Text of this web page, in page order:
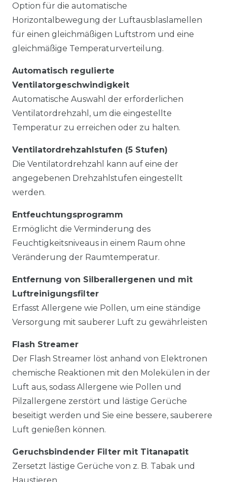
Option für die automatische
Horizontalbewegung der Luftausblaslamellen
für einen gleichmäßigen Luftstrom und eine
gleichmäßige Temperaturverteilung.
Automatisch regulierte
Ventilatorgeschwindigkeit
Automatische Auswahl der erforderlichen
Ventilatordrehzahl, um die eingestellte
Temperatur zu erreichen oder zu halten.
Ventilatordrehzahlstufen (5 Stufen)
Die Ventilatordrehzahl kann auf eine der
angegebenen Drehzahlstufen eingestellt
werden.
Entfeuchtungsprogramm
Ermöglicht die Verminderung des
Feuchtigkeitsniveaus in einem Raum ohne
Veränderung der Raumtemperatur.
Entfernung von Silberallergenen und mit
Luftreinigungsfilter
Erfasst Allergene wie Pollen, um eine ständige
Versorgung mit sauberer Luft zu gewährleisten
Flash Streamer
Der Flash Streamer löst anhand von Elektronen
chemische Reaktionen mit den Molekülen in der
Luft aus, sodass Allergene wie Pollen und
Pilzallergene zerstört und lästige Gerüche
beseitigt werden und Sie eine bessere, sauberere
Luft genießen können.
Geruchsbindender Filter mit Titanapatit
Zersetzt lästige Gerüche von z. B. Tabak und
Haustieren